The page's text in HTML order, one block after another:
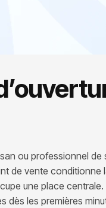
ou professionnel de
de vente conditionne
une place
dès les premières